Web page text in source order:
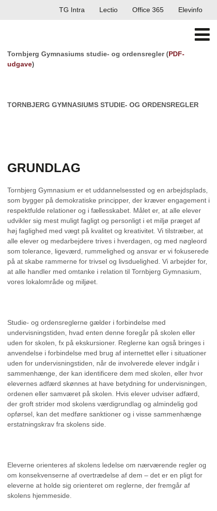
TG Intra Lectio Office 365 Elevinfo
Tornbjerg Gymnasiums studie- og ordensregler (PDF-
udgave)
TORNBJERG GYMNASIUMS STUDIE- OG ORDENSREGLER
GRUNDLAG
Tornbjerg Gymnasium er et uddannelsessted og en arbejdsplads,
som bygger på demokratiske principper, der kræver engagement i
respektfulde relationer og i fællesskabet. Målet er, at alle elever
udvikler sig mest muligt fagligt og personligt i et miljø præget af
høj faglighed med vægt på kvalitet og kreativitet. Vi tilstræber, at
alle elever og medarbejdere trives i hverdagen, og med nøgleord
som tolerance, ligeværd, rummelighed og ansvar er vi fokuserede
på at skabe rammerne for trivsel og livsduelighed. Vi arbejder for,
at alle handler med omtanke i relation til Tornbjerg Gymnasium,
vores lokalområde og miljøet.
Studie- og ordensreglerne gælder i forbindelse med
undervisningstiden, hvad enten denne foregår på skolen eller
uden for skolen, fx på ekskursioner. Reglerne kan også bringes i
anvendelse i forbindelse med brug af internettet eller i situationer
uden for undervisningstiden, når de involverede elever indgår i
sammenhænge, der kan identificere dem med skolen, eller hvor
elevernes adfærd skønnes at have betydning for undervisningen,
ordenen eller samværet på skolen. Hvis elever udviser adfærd,
der groft strider mod skolens værdigrundlag og almindelig god
opførsel, kan det medføre sanktioner og i visse sammenhænge
erstatningskrav fra skolens side.
Eleverne orienteres af skolens ledelse om nærværende regler og
om konsekvenserne af overtrædelse af dem – det er en pligt for
eleverne at holde sig orienteret om reglerne, der fremgår af
skolens hjemmeside.